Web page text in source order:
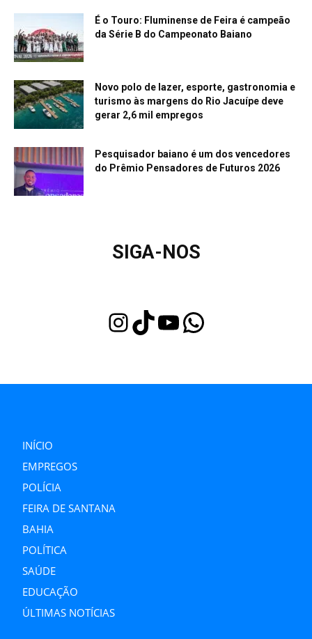
É o Touro: Fluminense de Feira é campeão
da Série B do Campeonato Baiano
Novo polo de lazer, esporte, gastronomia e
turismo às margens do Rio Jacuípe deve
gerar 2,6 mil empregos
Pesquisador baiano é um dos vencedores
do Prêmio Pensadores de Futuros 2026
SIGA-NOS
InstagramTikTok Youtube WhatsApp
INÍCIO
EMPREGOS
POLÍCIA
FEIRA DE SANTANA
BAHIA
POLÍTICA
SAÚDE
EDUCAÇÃO
ÚLTIMAS NOTÍCIAS